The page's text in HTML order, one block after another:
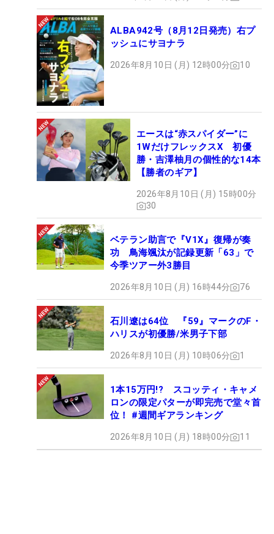
ALBA942号（8月12日発売）右プ
ッシュにサヨナラ
2026年8月10日 (月) 12時00分 10
エースは“赤スパイダー”に
1WだけフレックスX 初優
勝・吉澤柚月の個性的な14本
【勝者のギア】
2026年8月10日 (月) 15時00分
30
ベテラン助言で『V1X』復帰が奏
功 鳥海颯汰が記録更新「63」で
今季ツアー外3勝目
2026年8月10日 (月) 16時44分 76
石川遼は64位 『59』マークのF・
ハリスが初優勝/米男子下部
2026年8月10日 (月) 10時06分 1
1本15万円!? スコッティ・キャメ
ロンの限定パターが即完売で堂々首
位！ #週間ギアランキング
2026年8月10日 (月) 18時00分 11